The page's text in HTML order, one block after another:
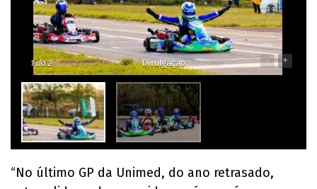
1do 2 Divulgação - +
“No último GP da Unimed, do ano retrasado,